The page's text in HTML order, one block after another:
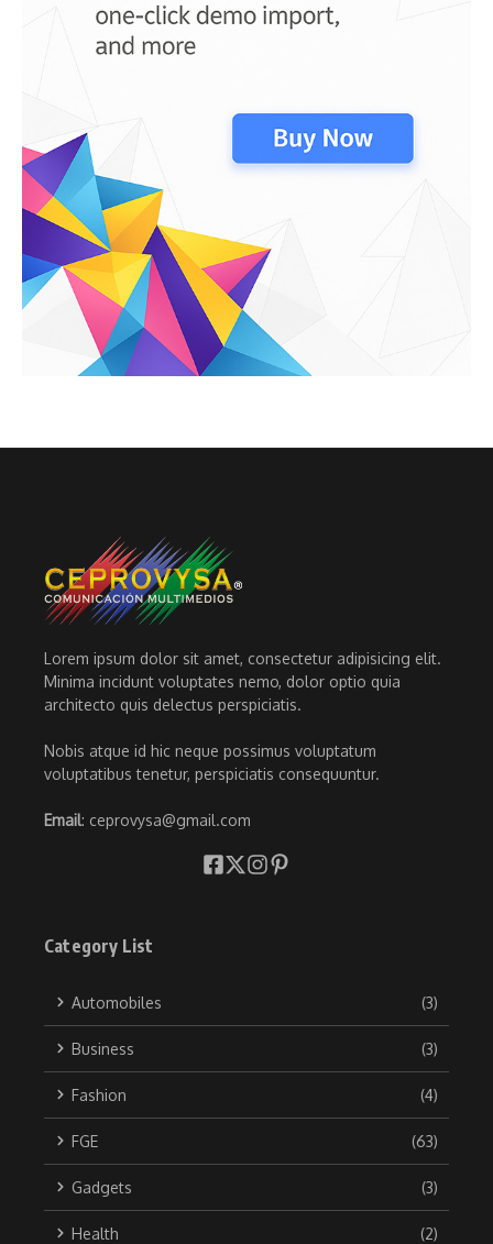
Lorem ipsum dolor sit amet, consectetur adipisicing elit.
Minima incidunt voluptates nemo, dolor optio quia
architecto quis delectus perspiciatis.
Nobis atque id hic neque possimus voluptatum
voluptatibus tenetur, perspiciatis consequuntur.
Email: ceprovysa@gmail.com
Category List
Automobiles (3)
Business (3)
Fashion (4)
FGE (63)
Gadgets (3)
Health (2)